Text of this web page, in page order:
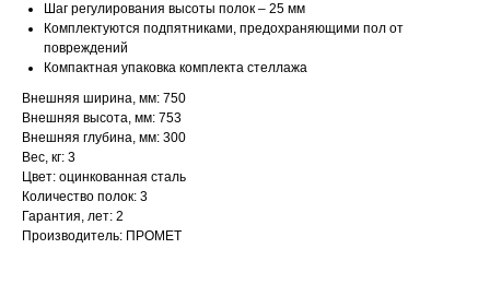
Шаг регулирования высоты полок – 25 мм
Комплектуются подпятниками, предохраняющими пол от
повреждений
Компактная упаковка комплекта стеллажа
Внешняя ширина, мм: 750
Внешняя высота, мм: 753
Внешняя глубина, мм: 300
Вес, кг: 3
Цвет: оцинкованная сталь
Количество полок: 3
Гарантия, лет: 2
Производитель: ПРОМЕТ